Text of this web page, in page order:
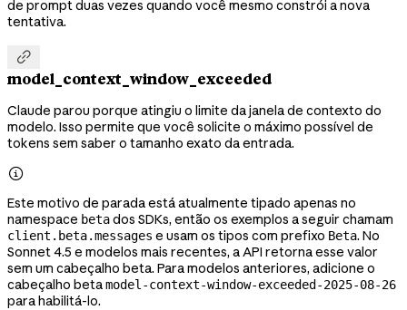
de prompt duas vezes quando você mesmo constrói a nova
tentativa.

model_context_window_exceeded
Claude parou porque atingiu o limite da janela de contexto do
modelo. Isso permite que você solicite o máximo possível de
tokens sem saber o tamanho exato da entrada.

Este motivo de parada está atualmente tipado apenas no
namespace betados SDKs, então os exemplos a seguir chamam
client.beta.messages e usam os tipos com prefixo Beta. No
Sonnet 4.5 e modelos mais recentes, a API retorna esse valor
sem um cabeçalho beta. Para modelos anteriores, adicione o
cabeçalho betamodel-context-window-exceeded-2025-08-26
para habilitá-lo.